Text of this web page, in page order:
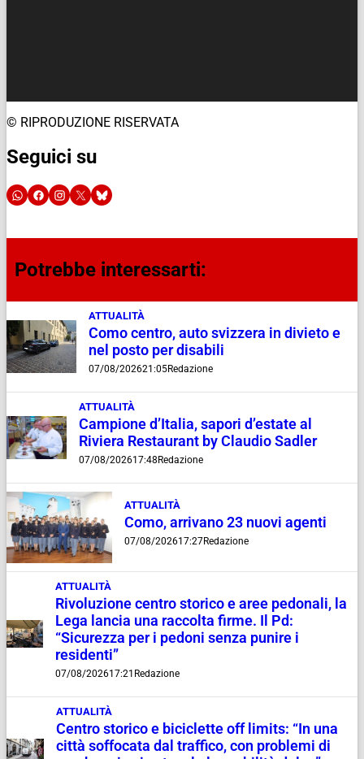
© RIPRODUZIONE RISERVATA
Seguici su
Potrebbe interessarti:
ATTUALITÀ
Como centro, auto svizzera in divieto e
nel posto per disabili
07/08/202621:05Redazione
ATTUALITÀ
Campione d’Italia, sapori d’estate al
Riviera Restaurant by Claudio Sadler
07/08/202617:48 Redazione
ATTUALITÀ
Como, arrivano 23 nuovi agenti
07/08/202617:27Redazione
ATTUALITÀ
Rivoluzione centro storico e aree pedonali, la
Lega lancia una raccolta firme. Il Pd:
“Sicurezza per i pedoni senza punire i
residenti”
07/08/202617:21 Redazione
ATTUALITÀ
Centro storico e biciclette off limits: “In una
città soffocata dal traffico, con problemi di